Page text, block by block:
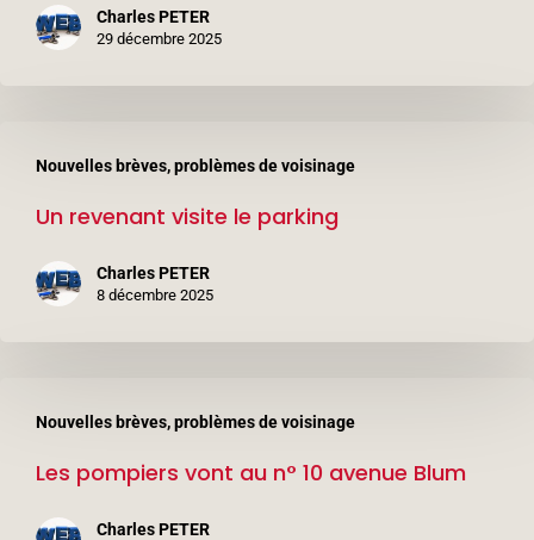
Blum
Charles PETER
29 décembre 2025
Nouvelles brèves, problèmes de voisinage
revenant
visite
parking
Un revenant visite le parking
Charles PETER
8 décembre 2025
Nouvelles brèves, problèmes de voisinage
pompiers
vontLes pompiers vont au n° 10 avenue Blum
Charles PETER